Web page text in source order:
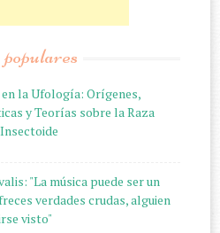
populares
la Ufología: Orígenes,
y Teorías sobre la Raza
"La música puede ser un
verdades crudas, alguien
visto"